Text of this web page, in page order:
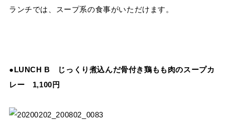
ランチでは、スープ系の食事がいただけます。
●LUNCH B
じっくり煮込んだ骨付き鶏もも肉のスープカ
レー 1,100円